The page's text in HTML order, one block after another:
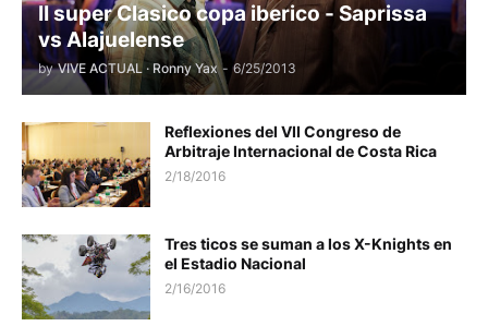
II super Clasico copa iberico - Saprissa
vs Alajuelense
by VIVE ACTUAL · Ronny Yax - 6/25/2013
Reflexiones del VII Congreso de
Arbitraje Internacional de Costa Rica
2/18/2016
Tres ticos se suman a los X-Knights en
el Estadio Nacional
2/16/2016